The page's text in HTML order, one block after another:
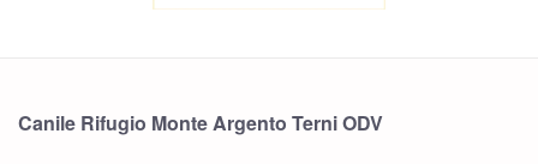
Canile Rifugio Monte Argento Terni ODV